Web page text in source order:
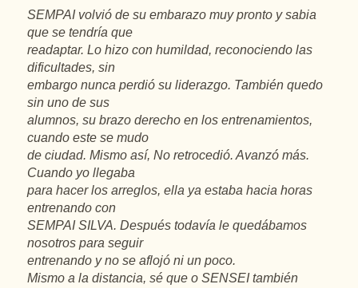
SEMPAI volvió de su embarazo muy pronto y sabia
que se tendría que
readaptar. Lo hizo con humildad, reconociendo las
dificultades, sin
embargo nunca perdió su liderazgo. También quedo
sin uno de sus
alumnos, su brazo derecho en los entrenamientos,
cuando este se mudo
de ciudad. Mismo así, No retrocedió. Avanzó más.
Cuando yo llegaba
para hacer los arreglos, ella ya estaba hacia horas
entrenando con
SEMPAI SILVA. Después todavía le quedábamos
nosotros para seguir
entrenando y no se aflojó ni un poco.
Mismo a la distancia, sé que o SENSEI también